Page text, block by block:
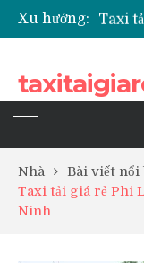
Xu hướng:
Nhà
Bài viết nổi
Taxi tải giá rẻ Phi
Ninh